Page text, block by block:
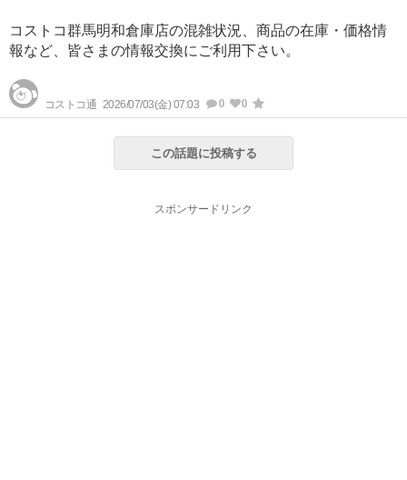
コストコ群馬明和倉庫店の混雑状況、商品の在庫・価格情
報など、皆さまの情報交換にご利用下さい。
コストコ通 2026/07/03(金) 07:03 0 0
この話題に投稿する
スポンサードリンク